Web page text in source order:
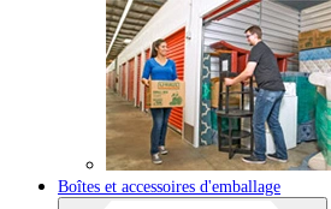
Boîtes et accessoires d'emballage